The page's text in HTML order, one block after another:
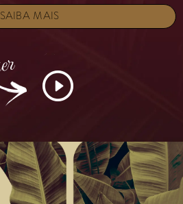
SAIBA MAIS